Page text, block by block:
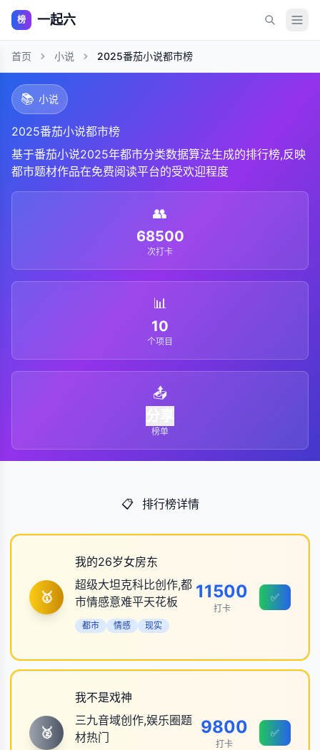
榜 一起六
首页 小说 2025番茄小说都市榜
📚 小说
2025番茄小说都市榜
基于番茄小说2025年都市分类数据算法生成的排行榜,反映
都市题材作品在免费阅读平台的受欢迎程度
👥
68500
次打卡
📊
10
个项目
📤
榜单
📋 排行榜详情
🥇
我的26岁女房东
超级大坦克科比创作,都
市情感意难平天花板
都市 情感 现实
11500
打卡
✅
🥈
我不是戏神
三九音域创作,娱乐圈题
材热门
9800
打卡
✅